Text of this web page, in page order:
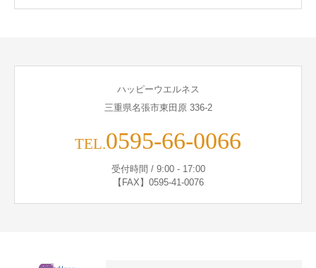
ハッピーウエルネス
三重県名張市東田原 336-2
TEL.0595-66-0066
受付時間 / 9:00 - 17:00
【FAX】0595-41-0076